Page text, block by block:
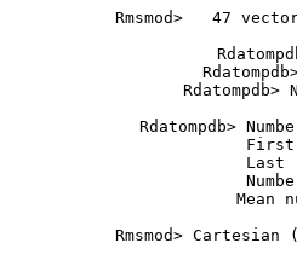
Rmsmod>   47
Rdatompdb>
Last
Mean
Rmsmod>